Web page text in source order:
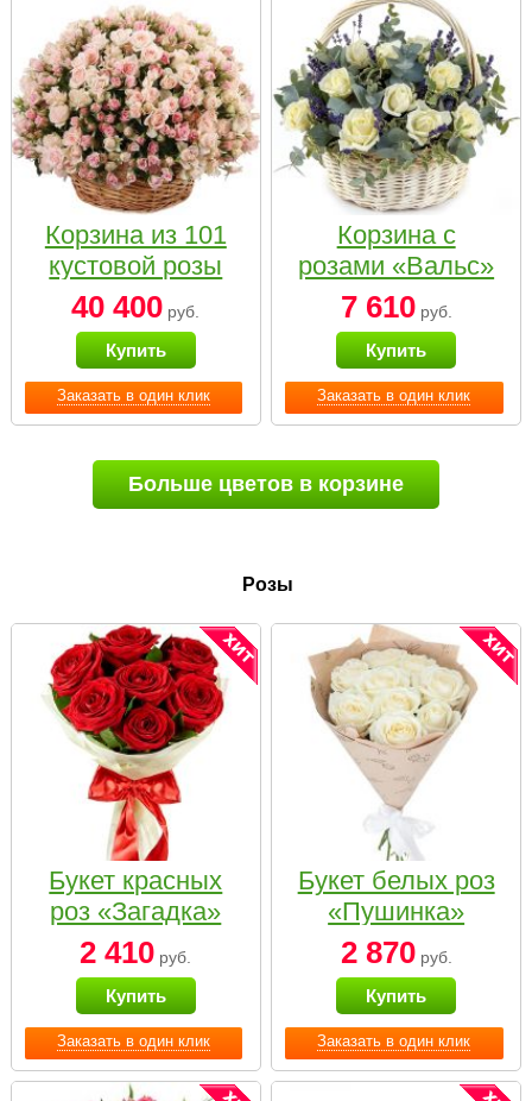
Заказать в один клик
Корзина из 101
кустовой розы
нежных тонов
40 400 руб.
Купить
Заказать в один клик
Корзина с
розами «Вальс»
7 610руб.
Купить
Больше цветов в корзине
Розы
Заказать в один клик
Букет красных
роз «Загадка»
2 410 руб.
Купить
Заказать в один клик
Букет белых роз
«Пушинка»
2 870руб.
Купить